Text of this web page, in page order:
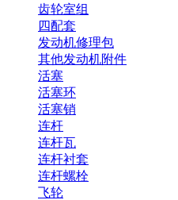
齿轮室组
四配套
发动机修理包
其他发动机附件
活塞
活塞环
活塞销
连杆
连杆瓦
连杆衬套
连杆螺栓
飞轮